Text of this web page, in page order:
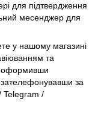
для підтвердження
месенджер для
у нашому магазині
та
оформивши
за
/